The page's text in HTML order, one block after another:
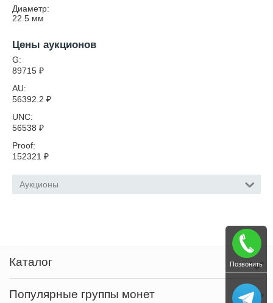
Диаметр:
22.5 мм
Цены аукционов
G:
89715 ₽
AU:
56392.2 ₽
UNC:
56538 ₽
Proof:
152321 ₽
Аукционы
Каталог
Популярные группы монет
Позвонить